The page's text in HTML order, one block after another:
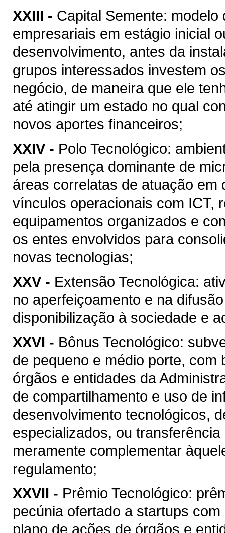
XXIII - Capital Semente:
empresariais em estágio inicial
desenvolvimento, antes da
grupos interessados investem
negócio, de maneira que ele
até atingir um estado no qual
novos aportes financeiros;
XXIV - Polo Tecnológico:
pela presença dominante de
áreas correlatas de atuação
vínculos operacionais com ICT,
equipamentos organizados e
os entes envolvidos para
novas tecnologias;
XXV - Extensão Tecnológica:
no aperfeiçoamento e na
disponibilização à sociedade e
XXVI - Bônus Tecnológico:
de pequeno e médio porte,
órgãos e entidades da
de compartilhamento e uso de
desenvolvimento tecnológicos,
especializados, ou
meramente complementar
regulamento;
XXVII - Prêmio Tecnológico:
pecúnia ofertado a startups
plano de ações de órgãos e